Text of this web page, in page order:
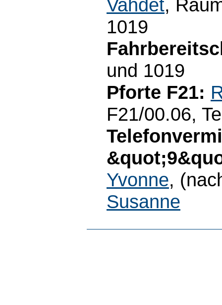
Vahdet,
1019
und 1019
Pforte F21:
F21/00.06,
Yvonne,
Susanne